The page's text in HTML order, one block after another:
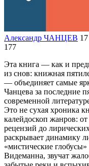
Александр ЧАНЦЕВ
177
Эта книга — как и
из снов: книжная
— объединяет самые
Чанцева за последние
современной
Это не сухая хроника
калейдоскоп жанров:
рецензий до
раскрывает динамику
«мистические
Видеманна, звучат